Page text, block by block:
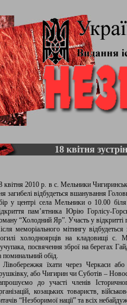
18 квітня
квітня 2010 р. в с. Мельники
загибелі відбудеться вшанування
у центрі села Мельники о 10.00
пам’ятника Юрію Горлісу-
“Холодний Яр”. Участь у відкритті
меморіального мітингу
холодноярців на кладовищі с.
посвячення зброї на берегах
поминальний обід.
їхати через Черкаси
або Чигирин чи Суботів –
до участі членів
козацьких товариств,
“Незборимої нації” та всіх